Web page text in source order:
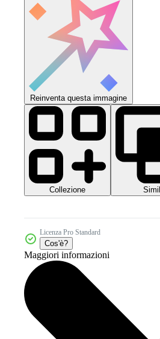
Reinventa questa immagine
Collezione
Licenza Pro Standard
Cos'è?
Maggiori informazioni